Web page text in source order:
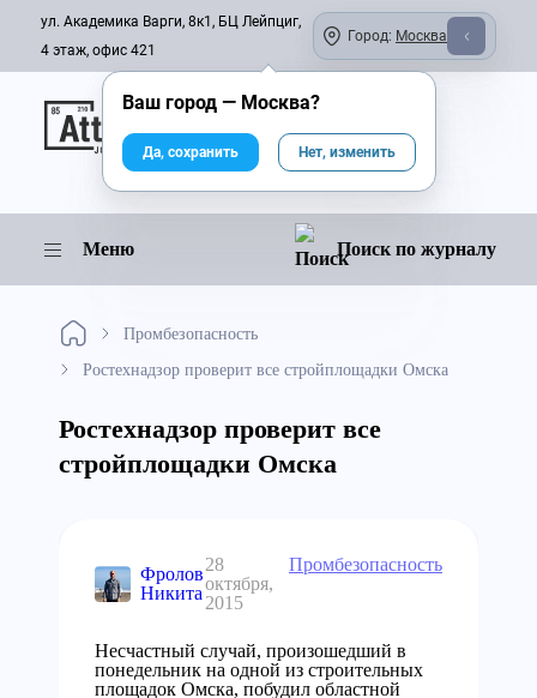
ул. Академика Варги, 8к1, БЦ Лейпциг,
4 этаж, офис 421
Город: Москва
Онлайн-журнал
Меню Поиск по журналу
Промбезопасность
Ростехнадзор проверит все стройплощадки Омска
Ростехнадзор проверит все
стройплощадки Омска
Фролов
Никита
28
октября,
2015
Промбезопасность
Несчастный случай, произошедший в
понедельник на одной из строительных
площадок Омска, побудил областной
Ваш город — Москва?
Да, сохранить Нет, изменить